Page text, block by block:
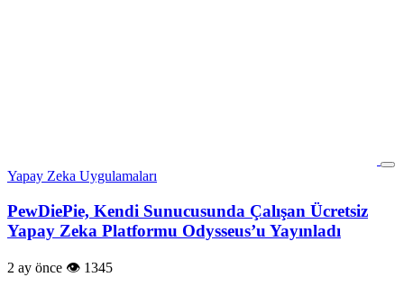
Yapay Zeka Uygulamaları
PewDiePie, Kendi Sunucusunda Çalışan Ücretsiz
Yapay Zeka Platformu Odysseus’u Yayınladı
2 ay önce 1345